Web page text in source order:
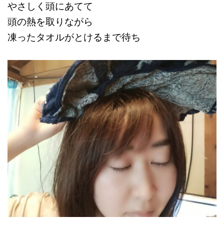
やさしく頭にあてて
頭の熱を取りながら
凍ったタオルがとけるまで待ち